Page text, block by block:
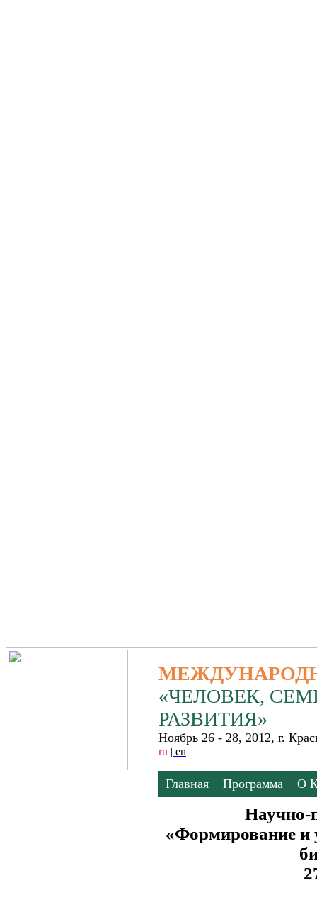
«ЧЕЛОВЕК,
РАЗВИТИЯ»
Ноябрь 26 - 28, 2012, г.
ru | en
Главная Программа О
Научно-
«Формирование и